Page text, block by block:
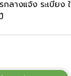
กลางแจ้ง ระเบีย